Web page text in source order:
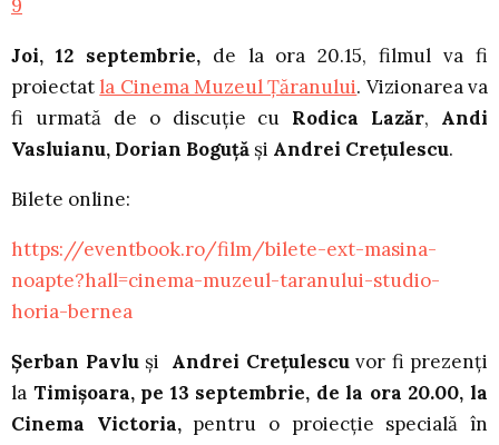
9
Joi, 12 septembrie,de la ora 20.15, filmul va fi
proiectat la Cinema Muzeul Țăranului. Vizionarea va
fi urmată de o discuție cu Rodica Lazăr, Andi
Vasluianu, Dorian Boguță și Andrei Crețulescu.
Bilete online:
https://eventbook.ro/film/bilete-ext-masina-
noapte?hall=cinema-muzeul-taranului-studio-
horia-bernea
Șerban Pavlu și Andrei Crețulescu vor fi prezenți
la Timișoara, pe 13 septembrie, de la ora 20.00, la
Cinema Victoria, pentru o proiecție specială în